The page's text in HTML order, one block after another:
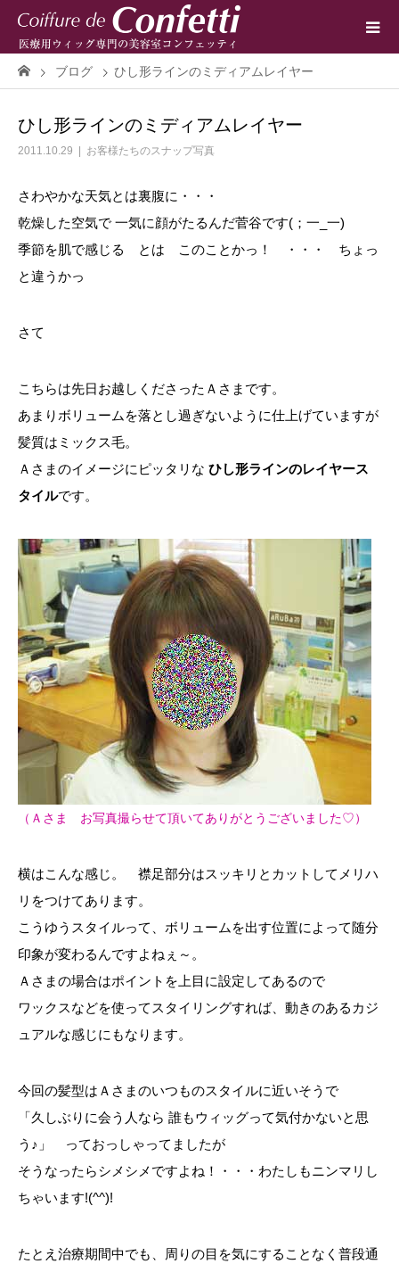
ブログ ひし形ラインのミディアムレイヤー
ひし形ラインのミディアムレイヤー
2011.10.29 お客様たちのスナップ写真
さわやかな天気とは裏腹に・・・
乾燥した空気で 一気に顔がたるんだ菅谷です(；一_一)
季節を肌で感じる とは このことかっ！ ・・・ ちょっ
と違うかっ
さて
こちらは先日お越しくださったＡさまです。
あまりボリュームを落とし過ぎないように仕上げていますが
髪質はミックス毛。
Ａさまのイメージにピッタリな ひし形ラインのレイヤース
タイルです。
（Ａさま お写真撮らせて頂いてありがとうございました♡）
横はこんな感じ。 襟足部分はスッキリとカットしてメリハ
リをつけてあります。
こうゆうスタイルって、ボリュームを出す位置によって随分
印象が変わるんですよねぇ～。
Ａさまの場合はポイントを上目に設定してあるので
ワックスなどを使ってスタイリングすれば、動きのあるカジ
ュアルな感じにもなります。
今回の髪型はＡさまのいつものスタイルに近いそうで
「久しぶりに会う人なら 誰もウィッグって気付かないと思
う♪」 っておっしゃってましたが
そうなったらシメシメですよね！・・・わたしもニンマリし
ちゃいます!(^^)!
たとえ治療期間中でも、周りの目を気にすることなく普段通